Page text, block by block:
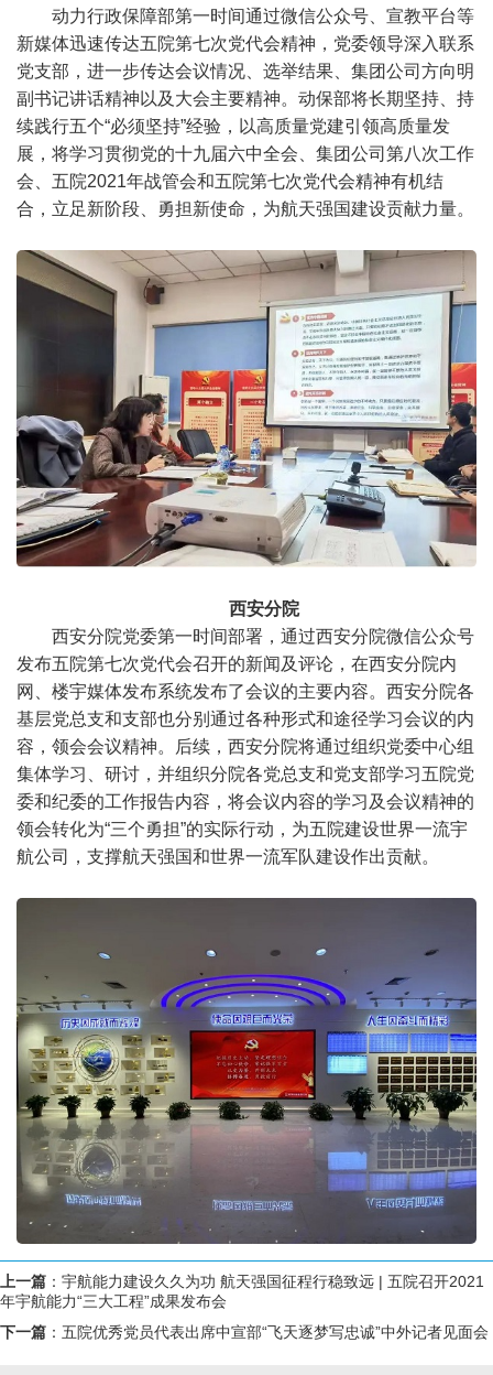
动力行政保障部第一时间通过微信公众号、宣教平台等
新媒体迅速传达五院第七次党代会精神，党委领导深入联系
党支部，进一步传达会议情况、选举结果、集团公司方向明
副书记讲话精神以及大会主要精神。动保部将长期坚持、持
续践行五个“必须坚持”经验，以高质量党建引领高质量发
展，将学习贯彻党的十九届六中全会、集团公司第八次工作
会、五院2021年战管会和五院第七次党代会精神有机结
合，立足新阶段、勇担新使命，为航天强国建设贡献力量。
西安分院
西安分院党委第一时间部署，通过西安分院微信公众号
发布五院第七次党代会召开的新闻及评论，在西安分院内
网、楼宇媒体发布系统发布了会议的主要内容。西安分院各
基层党总支和支部也分别通过各种形式和途径学习会议的内
容，领会会议精神。后续，西安分院将通过组织党委中心组
集体学习、研讨，并组织分院各党总支和党支部学习五院党
委和纪委的工作报告内容，将会议内容的学习及会议精神的
领会转化为“三个勇担”的实际行动，为五院建设世界一流宇
航公司，支撑航天强国和世界一流军队建设作出贡献。
上一篇 ： 宇航能力建设久久为功 航天强国征程行稳致远 | 五院召开2021
年宇航能力“三大工程”成果发布会
下一篇 ： 五院优秀党员代表出席中宣部“飞天逐梦写忠诚”中外记者见面会